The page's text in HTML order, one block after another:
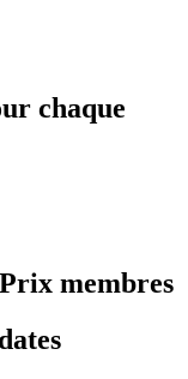
chaque
membres